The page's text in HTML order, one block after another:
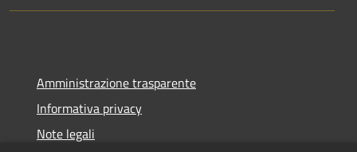
Amministrazione trasparente
Informativa privacy
Note legali